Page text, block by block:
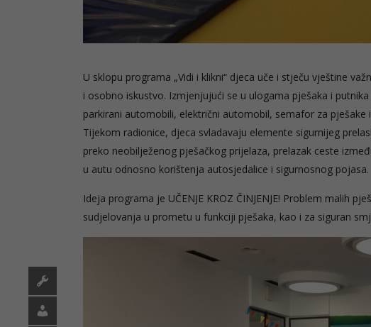
U sklopu programa „Vidi i klikni“ djeca uče i stječu vještine
i osobno iskustvo. Izmjenjujući se u ulogama pješaka i
parkirani automobili, električni automobil, semafor za
Tijekom radionice, djeca svladavaju elemente sigurnijeg
preko neobilježenog pješačkog prijelaza, prelazak ceste
u autu odnosno korištenja autosjedalice i sigurnosnog pojasa.
Ideja programa je UČENJE KROZ ČINJENJE! Problem malih
sudjelovanja u prometu u funkciji pješaka, kao i za siguran